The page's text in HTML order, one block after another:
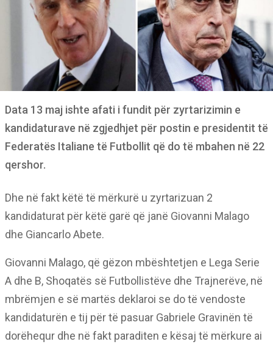
Data 13 maj ishte afati i fundit për zyrtarizimin e
kandidaturave në zgjedhjet për postin e presidentit të
Federatës Italiane të Futbollit që do të mbahen në 22
qershor.
Dhe në fakt këtë të mërkurë u zyrtarizuan 2
kandidaturat për këtë garë që janë Giovanni Malago
dhe Giancarlo Abete.
Giovanni Malago, që gëzon mbështetjen e Lega Serie
A dhe B, Shoqatës së Futbollistëve dhe Trajnerëve, në
mbrëmjen e së martës deklaroi se do të vendoste
kandidaturën e tij për të pasuar Gabriele Gravinën të
dorëhequr dhe në fakt paraditen e kësaj të mërkure ai